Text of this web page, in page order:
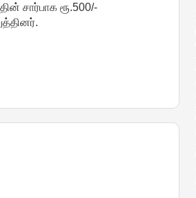
சார்பாக ரூ.500/-